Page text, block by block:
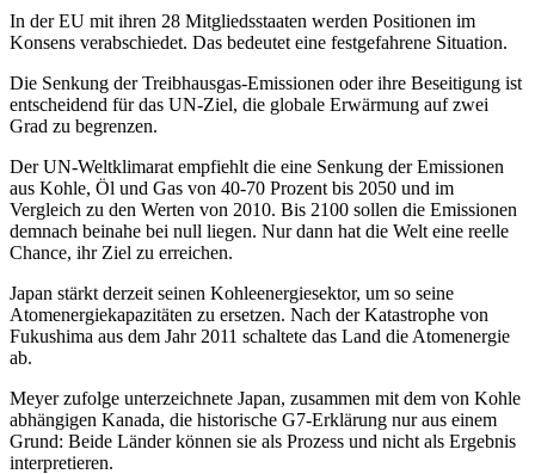
In der EU mit ihren 28 Mitgliedsstaaten werden Positionen im
Konsens verabschiedet. Das bedeutet eine festgefahrene Situation.
Die Senkung der Treibhausgas-Emissionen oder ihre Beseitigung ist
entscheidend für das UN-Ziel, die globale Erwärmung auf zwei
Grad zu begrenzen.
Der UN-Weltklimarat empfiehlt die eine Senkung der Emissionen
aus Kohle, Öl und Gas von 40-70 Prozent bis 2050 und im
Vergleich zu den Werten von 2010. Bis 2100 sollen die Emissionen
demnach beinahe bei null liegen. Nur dann hat die Welt eine reelle
Chance, ihr Ziel zu erreichen.
Japan stärkt derzeit seinen Kohleenergiesektor, um so seine
Atomenergiekapazitäten zu ersetzen. Nach der Katastrophe von
Fukushima aus dem Jahr 2011 schaltete das Land die Atomenergie
ab.
Meyer zufolge unterzeichnete Japan, zusammen mit dem von Kohle
abhängigen Kanada, die historische G7-Erklärung nur aus einem
Grund: Beide Länder können sie als Prozess und nicht als Ergebnis
interpretieren.